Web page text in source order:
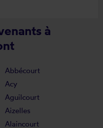
à
Abbécourt
Acy
Aguilcourt
Aizelles
Alaincourt